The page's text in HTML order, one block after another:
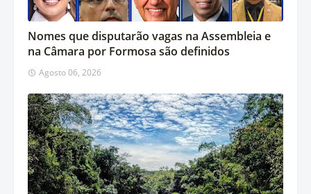
Nomes que disputarão vagas na Assembleia e
na Câmara por Formosa são definidos
Agosto 06, 2026